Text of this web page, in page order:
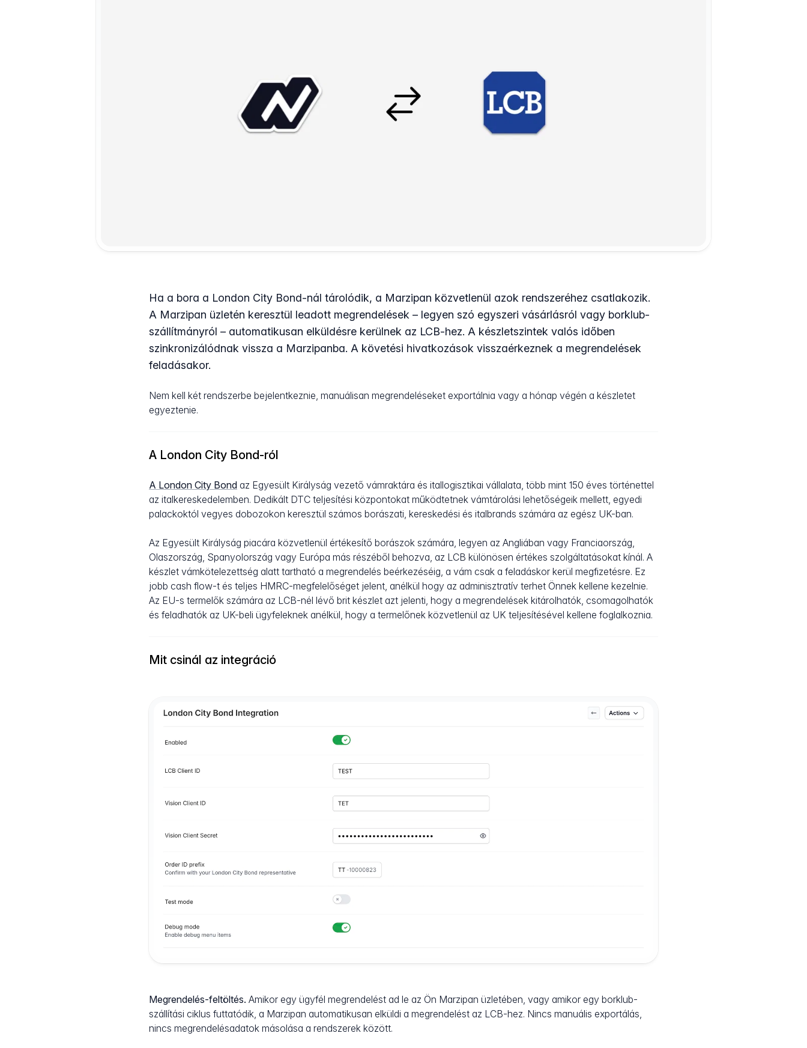
Ha a bora a London City Bond-nál tárolódik, a Marzipan közvetlenül azok rendszeréhez csatlakozik.
A Marzipan üzletén keresztül leadott megrendelések – legyen szó egyszeri vásárlásról vagy borklub-
szállítmányról – automatikusan elküldésre kerülnek az LCB-hez. A készletszintek valós időben
szinkronizálódnak vissza a Marzipanba. A követési hivatkozások visszaérkeznek a megrendelések
feladásakor.
Nem kell két rendszerbe bejelentkeznie, manuálisan megrendeléseket exportálnia vagy a hónap végén a készletet
egyeztenie.
A London City Bond-ról
A London City Bond az Egyesült Királyság vezető vámraktára és itallogisztikai vállalata, több mint 150 éves történettel
az italkereskedelemben. Dedikált DTC teljesítési központokat működtetnek vámtárolási lehetőségeik mellett, egyedi
palackoktól vegyes dobozokon keresztül számos borászati, kereskedési és italbrands számára az egész UK-ban.
Az Egyesült Királyság piacára közvetlenül értékesítő borászok számára, legyen az Angliában vagy Franciaország,
Olaszország, Spanyolország vagy Európa más részéből behozva, az LCB különösen értékes szolgáltatásokat kínál. A
készlet vámkötelezettség alatt tartható a megrendelés beérkezéséig, a vám csak a feladáskor kerül megfizetésre. Ez
jobb cash flow-t és teljes HMRC-megfelelőséget jelent, anélkül hogy az adminisztratív terhet Önnek kellene kezelnie.
Az EU-s termelők számára az LCB-nél lévő brit készlet azt jelenti, hogy a megrendelések kitárolhatók, csomagolhatók
és feladhatók az UK-beli ügyfeleknek anélkül, hogy a termelőnek közvetlenül az UK teljesítésével kellene foglalkoznia.
Mit csinál az integráció
Megrendelés-feltöltés. Amikor egy ügyfél megrendelést ad le az Ön Marzipan üzletében, vagy amikor egy borklub-
szállítási ciklus futtatódik, a Marzipan automatikusan elküldi a megrendelést az LCB-hez. Nincs manuális exportálás,
nincs megrendelésadatok másolása a rendszerek között.